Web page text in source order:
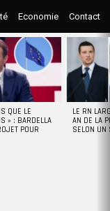
Economie Contact
QUE LE
» : BARDELLA
POUR
LE RN
AN DE LA
SELON UN